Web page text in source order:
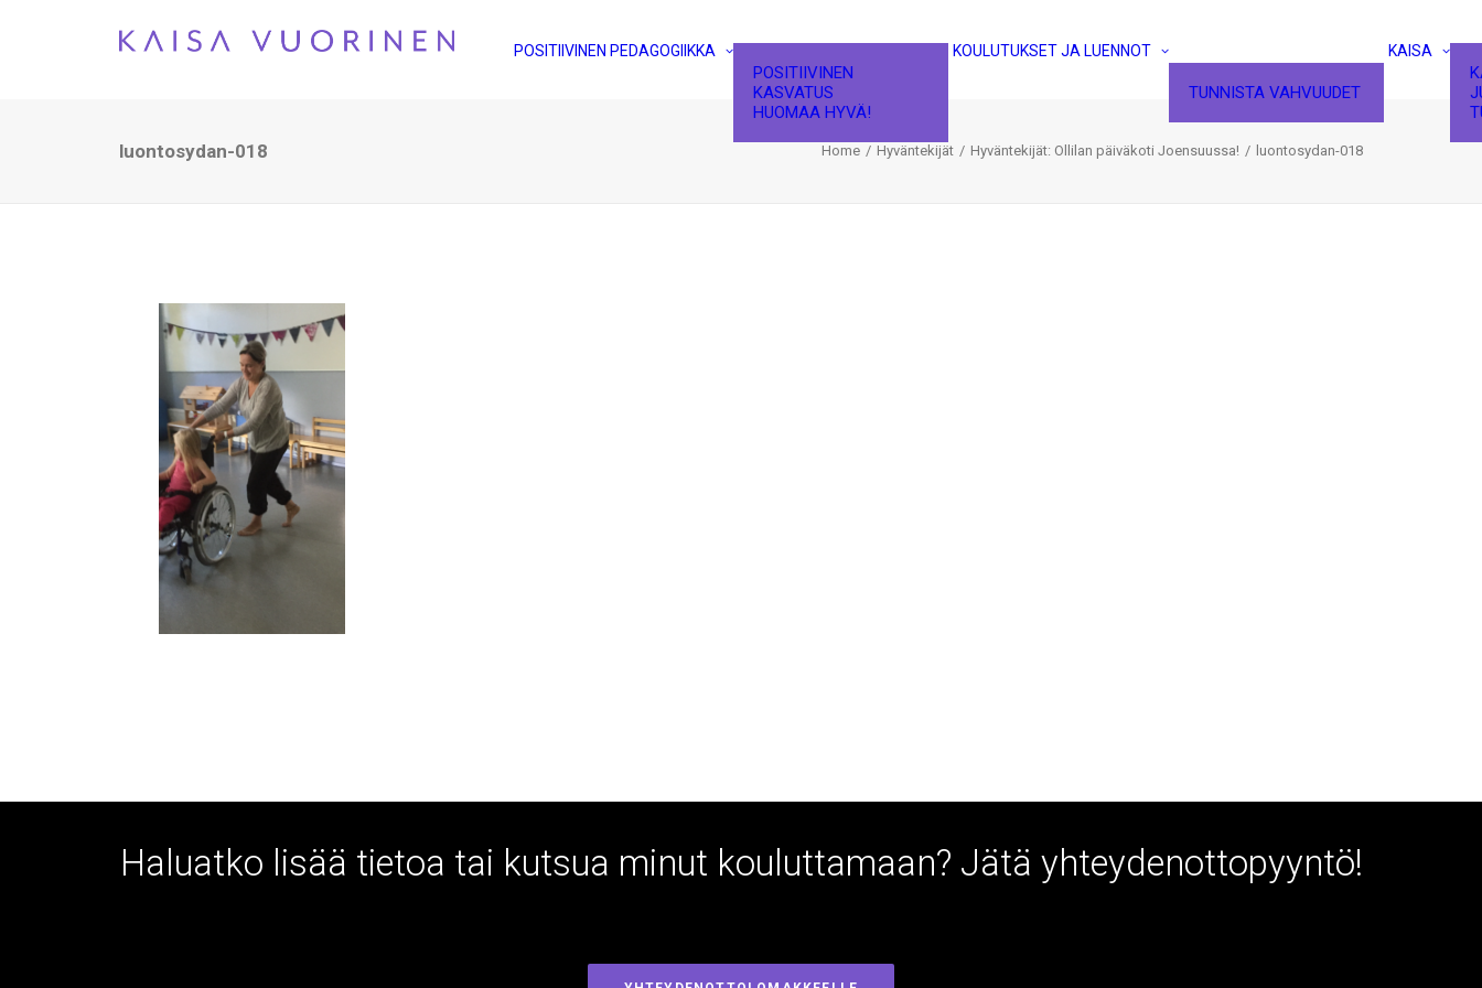
POSITIIVINEN PEDAGOGIIKKA
POSITIIVINEN
KASVATUS
HUOMAA HYVÄ!
KOULUTUKSET JA LUENNOT
TUNNISTA VAHVUUDET
KAISA
luontosydan-018 Home Hyväntekijät Hyväntekijät: Ollilan päiväkoti Joensuussa! luontosydan-018
Haluatko lisää tietoa tai kutsua minut kouluttamaan? Jätä yhteydenottopyyntö!